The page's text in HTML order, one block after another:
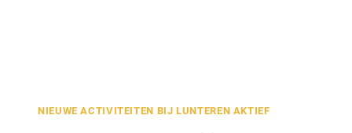
NIEUWE ACTIVITEITEN BIJ LUNTEREN AKTIEF